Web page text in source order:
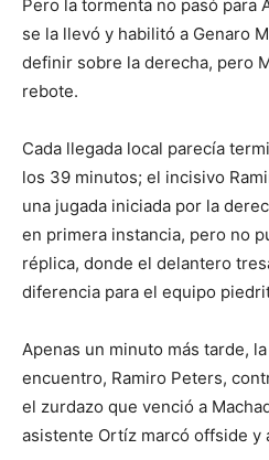
Pero la tormenta no pasó para
se la llevó y habilitó a Genaro
definir sobre la derecha, pero
rebote.
Cada llegada local parecía
los 39 minutos; el incisivo
una jugada iniciada por la
en primera instancia, pero no
réplica, donde el delantero
diferencia para el equipo
Apenas un minuto más tarde,
encuentro, Ramiro Peters,
el zurdazo que venció a
asistente Ortíz marcó offside